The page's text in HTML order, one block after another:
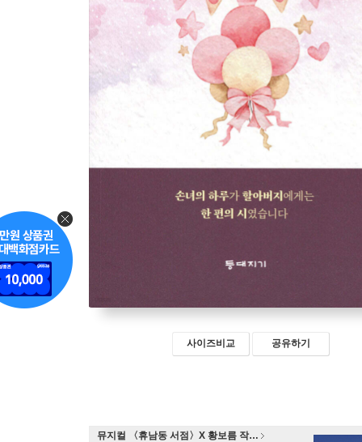
사이즈비교 공유하기
뮤지컬 〈휴남동 서점〉X 황보름 작가 북토크